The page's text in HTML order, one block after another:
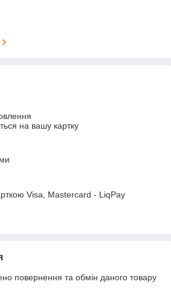
на вашу картку
Visa, Mastercard - LiqPay
повернення та обмін даного товару